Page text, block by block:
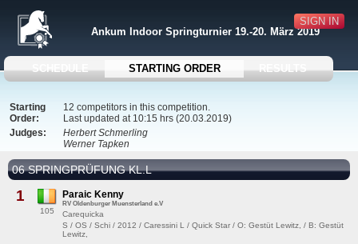
SIGN IN
Ankum Indoor Springturnier 19.-20. März 2019
SCHEDULE STARTING ORDER RESULTS
Starting
Order:
12 competitors in this competition.
Last updated at 10:15 hrs (20.03.2019)
Judges:
Herbert Schmerling
Werner Tapken
06 SPRINGPRÜFUNG KL.L
1
105
Paraic Kenny
RV Oldenburger Muensterland e.V
Carequicka
S / OS / Schi / 2012 / Caressini L / Quick Star / O: Gestüt Lewitz, / B: Gestüt
Lewitz,